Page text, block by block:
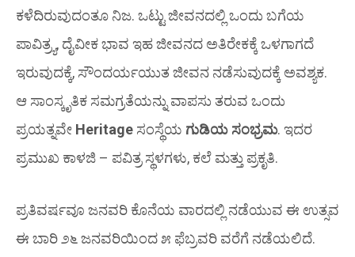
ಕಳೆದಿರುವುದಂತೂ ನಿಜ. ಒಟ್ಟು ಜೀವನದಲ್ಲಿ ಒಂದು ಬಗೆಯ
ಪಾವಿತ್ರ್ಯ, ದೈವೀಕ ಭಾವ ಇಹ ಜೀವನದ ಅತಿರೇಕಕ್ಕೆ ಒಳಗಾಗದೆ
ಇರುವುದಕ್ಕೆ, ಸೌಂದರ್ಯಯುತ ಜೀವನ ನಡೆಸುವುದಕ್ಕೆ ಅವಶ್ಯಕ.
ಆ ಸಾಂಸ್ಕೃತಿಕ ಸಮಗ್ರತೆಯನ್ನು ವಾಪಸು ತರುವ ಒಂದು
ಪ್ರಯತ್ನವೇ Heritage ಸಂಸ್ಥೆಯ ಗುಡಿಯ ಸಂಭ್ರಮ. ಇದರ
ಪ್ರಮುಖ ಕಾಳಜಿ – ಪವಿತ್ರ ಸ್ಥಳಗಳು, ಕಲೆ ಮತ್ತು ಪ್ರಕೃತಿ.
ಪ್ರತಿವರ್ಷವೂ ಜನವರಿ ಕೊನೆಯ ವಾರದಲ್ಲಿ ನಡೆಯುವ ಈ ಉತ್ಸವ
ಈ ಬಾರಿ ೨೬ ಜನವರಿಯಿಂದ ೫ ಫೆಬ್ರವರಿ ವರೆಗೆ ನಡೆಯಲಿದೆ.